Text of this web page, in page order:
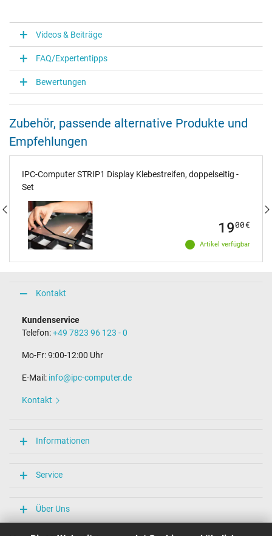
Videos & Beiträge
FAQ/Expertentipps
Bewertungen
Zubehör, passende alternative Produkte und
Empfehlungen
IPC-Computer STRIP1 Display Klebestreifen, doppelseitig -
Set
Artikel verfügbar
1900€
Kontakt
Kundenservice
Telefon:+49 7823 96 123 - 0
Mo-Fr: 9:00-12:00 Uhr
E-Mail: info@ipc-computer.de
Kontakt
Informationen
Service
Über Uns